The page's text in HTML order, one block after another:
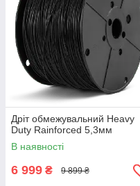
Дріт обмежувальний Heavy
Duty Rainforced 5,3мм
В наявності
6 999 ₴ 9 899 ₴